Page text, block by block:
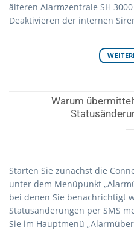
älteren Alarmzentrale SH
Deaktivieren der internen
Warum
Starten Sie zunächst die
unter dem Menüpunkt
bei denen Sie benachrichtigt
Statusänderungen per SMS
Sie im Hauptmenü